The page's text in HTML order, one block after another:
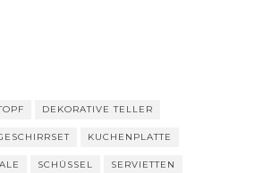
DEKORATIVE TELLER
KUCHENPLATTE
SCHÜSSEL SERVIETTEN